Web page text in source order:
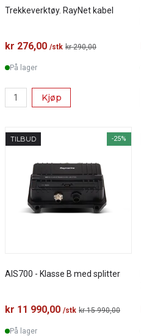
Trekkeverktøy. RayNet kabel
kr 276,00 /stk kr 290,00
På lager
Kjøp
TILBUD -25%
AIS700 - Klasse B med splitter
kr 11 990,00 /stk kr 15 990,00
På lager